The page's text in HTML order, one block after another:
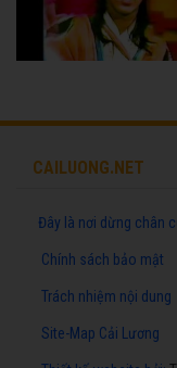
CAILUONG.NET
Đây là nơi dừng chân
Chính sách bảo mật
Trách nhiệm nội dung
Site-Map Cải Lương